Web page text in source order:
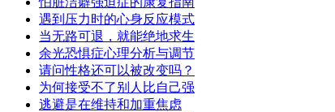
遇到压力时的心身反应模式
当无路可退，就能绝地求生
余光恐惧症心理分析与调节
请问性格还可以被改变吗？
为何接受不了别人比自己强
逃避是在维持和加重焦虑